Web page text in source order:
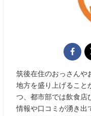
筑後在住のおっさんや
地方を盛り上げること
つ、都市部では飲食店
情報や口コミが湧き出